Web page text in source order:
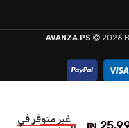
AVANZA.PS 2026
₪
غير متوفر في